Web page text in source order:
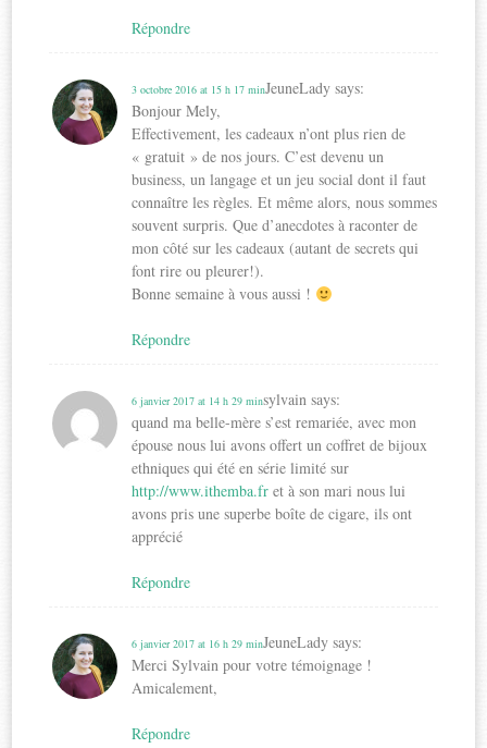
Répondre
JeuneLady says:
3 octobre 2016 at 15 h 17 min
Bonjour Mely,
Effectivement, les cadeaux n’ont plus rien de
« gratuit » de nos jours. C’est devenu un
business, un langage et un jeu social dont il faut
connaître les règles. Et même alors, nous sommes
souvent surpris. Que d’anecdotes à raconter de
mon côté sur les cadeaux (autant de secrets qui
font rire ou pleurer!).
Bonne semaine à vous aussi !
Répondre
sylvain says:
6 janvier 2017 at 14 h 29 min
quand ma belle-mère s’est remariée, avec mon
épouse nous lui avons offert un coffret de bijoux
ethniques qui été en série limité sur
http://www.ithemba.fr et à son mari nous lui
avons pris une superbe boîte de cigare, ils ont
apprécié
Répondre
JeuneLady says:
6 janvier 2017 at 16 h 29 min
Merci Sylvain pour votre témoignage !
Amicalement,
Répondre